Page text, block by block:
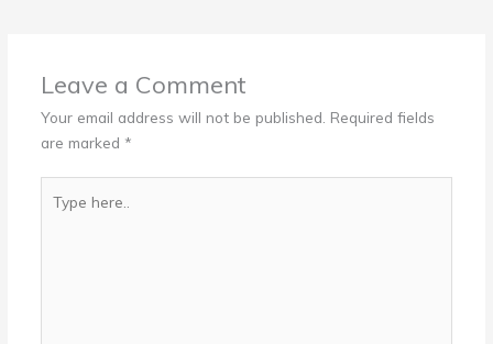
Leave a Comment
Your email address will not be published. Required fields
are marked *
here..